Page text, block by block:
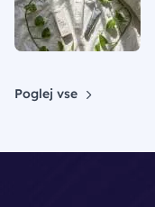
Poglej vse